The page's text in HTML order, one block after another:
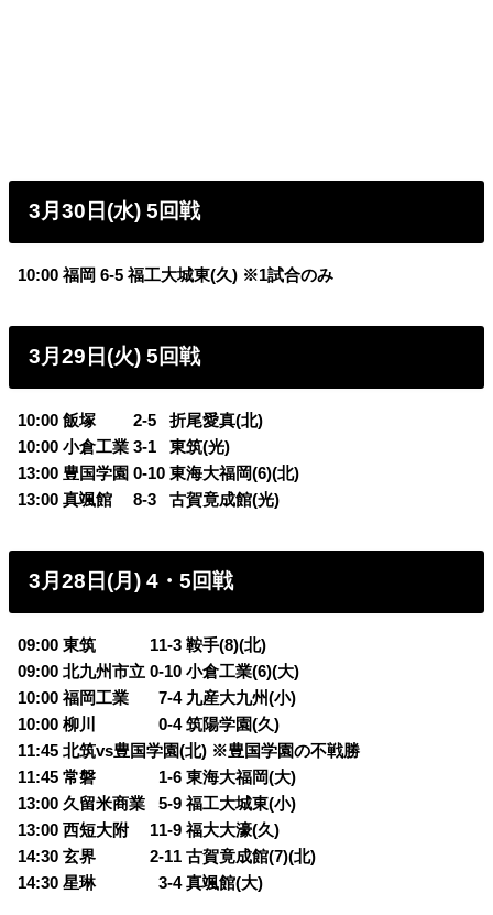
3月30日(水) 5回戦
10:00 福岡 6-5 福工大城東(久) ※1試合のみ
3月29日(火) 5回戦
10:00 飯塚 2-5 0折尾愛真(北)
10:00 小倉工業 3-1
0東筑(光)
13:00 豊国学園 0-10 東海大福岡(6)(北)
13:00 真颯館 8-3
0古賀竟成館(光)
3月28日(月) 4・5回戦
09:00 東筑 11-3 鞍手(8)(北)
09:00 北九州市立 0-10 小倉工業(6)(大)
10:00 福岡工業
07-4 九産大九州(小)
10:00 柳川
00-4 筑陽学園(久)
11:45 北筑vs豊国学園(北) ※豊国学園の不戦勝
11:45 常磐
1-6 東海大福岡(大)
13:00 久留米商業
05-9 福工大城東(小)
13:00 西短大附 11-9 福大大濠(久)
14:30 玄界 2-11 古賀竟成館(7)(北)
14:30 星琳
03-4 真颯館(大)